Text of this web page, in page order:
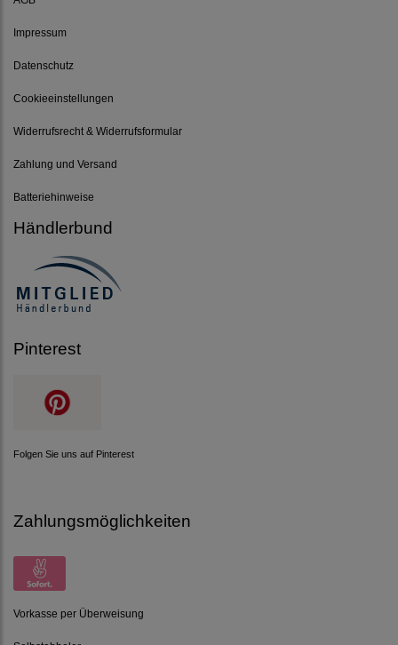
Impressum
Datenschutz
Cookieeinstellungen
Widerrufsrecht & Widerrufsformular
Zahlung und Versand
Batteriehinweise
Händlerbund
Pinterest
Folgen Sie uns auf Pinterest
Zahlungsmöglichkeiten
Vorkasse per Überweisung